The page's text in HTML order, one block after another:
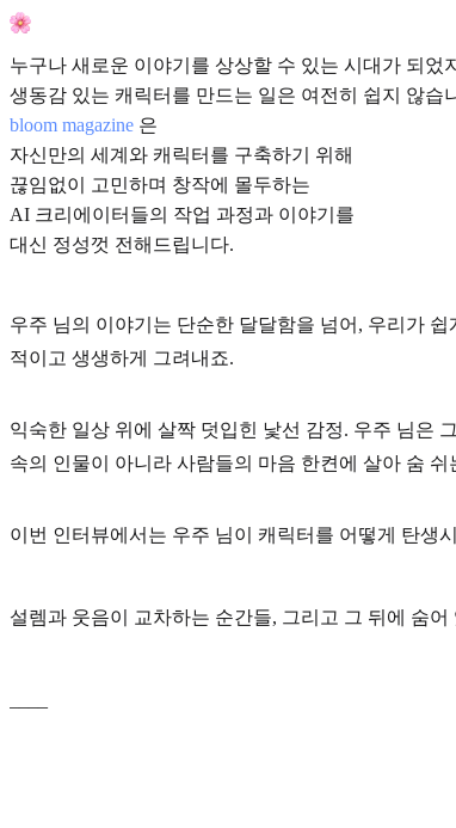
누구나 새로운 이야기를 상상할 수 있는 시대가 되었
생동감 있는 캐릭터를 만드는 일은 여전히 쉽지 않습
bloom magazine 은
자신만의 세계와 캐릭터를 구축하기 위해
끊임없이 고민하며 창작에 몰두하는
AI 크리에이터들의 작업 과정과 이야기를
대신 정성껏 전해드립니다.
우주 님의 이야기는 단순한 달달함을 넘어, 우리가
적이고 생생하게 그려내죠.
익숙한 일상 위에 살짝 덧입힌 낯선 감정. 우주 님은
속의 인물이 아니라 사람들의 마음 한켠에 살아 숨
이번 인터뷰에서는 우주 님이 캐릭터를 어떻게 탄생
설렘과 웃음이 교차하는 순간들, 그리고 그 뒤에 숨어